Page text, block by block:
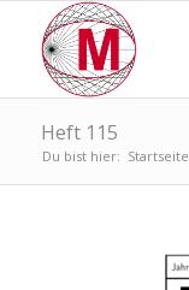
Heft 115
Du bist hier: Startseite